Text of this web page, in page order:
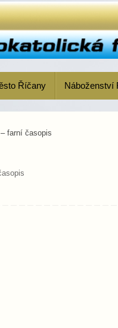
Říčany Náboženství
farní časopis